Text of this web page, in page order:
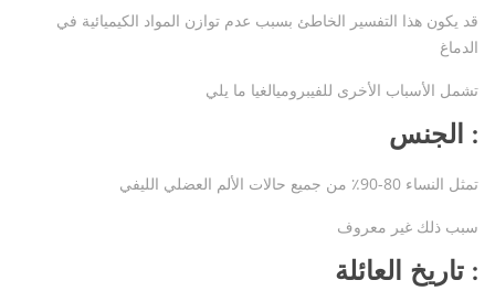
قد يكون هذا التفسير الخاطئ بسبب عدم توازن المواد الكيميائية في
الدماغ
تشمل الأسباب الأخرى للفيبروميالغيا ما يلي
الجنس :
تمثل النساء 80-90٪ من جميع حالات الألم العضلي الليفي
سبب ذلك غير معروف
تاريخ العائلة :